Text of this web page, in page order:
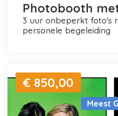
Photobooth
3 uur onbeperkt foto's maken en printen +
personele begeleiding
Meest
€ 850,00